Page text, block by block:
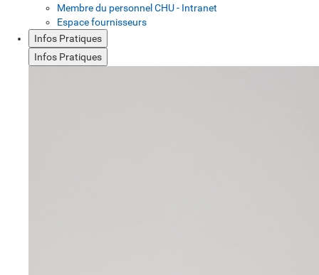
Membre du personnel CHU - Intranet
Espace fournisseurs
Infos Pratiques
Infos Pratiques